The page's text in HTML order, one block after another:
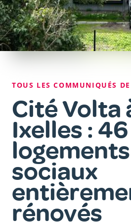
Fil
d'Ariane
TOUS LES COMMUNIQUÉS DE
Cité Volta
Ixelles : 46
logements
sociaux
rénovés